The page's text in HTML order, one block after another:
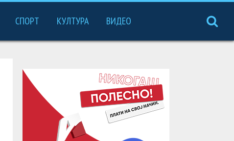
СПОРТ КУЛТУРА ВИДЕО